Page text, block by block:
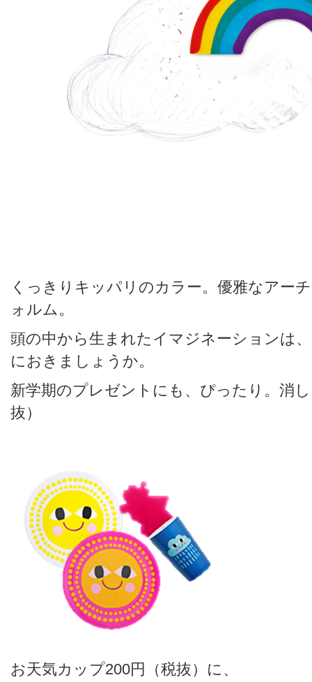
くっきりキッパリのカラー。優雅なアー
ォルム。
頭の中から生まれたイマジネーションは
におきましょうか。
新学期のプレゼントにも、ぴったり。消
抜）
お天気カップ200円（税抜）に、